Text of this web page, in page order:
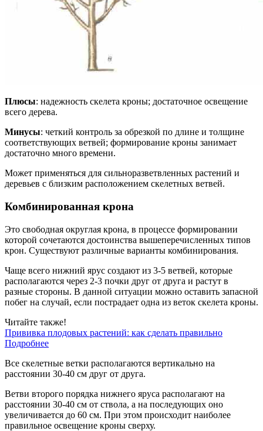
Плюсы: надежность скелета кроны; достаточное освещение
всего дерева.
Минусы: четкий контроль за обрезкой по длине и толщине
соответствующих ветвей; формирование кроны занимает
достаточно много времени.
Может применяться для сильноразветвленных растений и
деревьев с близким расположением скелетных ветвей.
Комбинированная крона
Это свободная округлая крона, в процессе формировании
которой сочетаются достоинства вышеперечисленных типов
крон. Существуют различные варианты комбинирования.
Чаще всего нижний ярус создают из 3-5 ветвей, которые
располагаются через 2-3 почки друг от друга и растут в
разные стороны. В данной ситуации можно оставить запасной
побег на случай, если пострадает одна из веток скелета кроны.
Читайте также!
Прививка плодовых растений: как сделать правильно
Подробнее
Все скелетные ветки располагаются вертикально на
расстоянии 30-40 см друг от друга.
Ветви второго порядка нижнего яруса располагают на
расстоянии 30-40 см от ствола, а на последующих оно
увеличивается до 60 см. При этом происходит наиболее
правильное освещение кроны сверху.